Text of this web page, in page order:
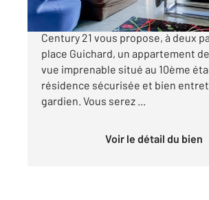
LYON 3 PLACE GUICHARD Votre
Century 21 vous propose, à deux
place Guichard, un appartement
vue imprenable situé au 10ème
résidence sécurisée et bien
gardien. Vous serez ...
Voir le détail du bien